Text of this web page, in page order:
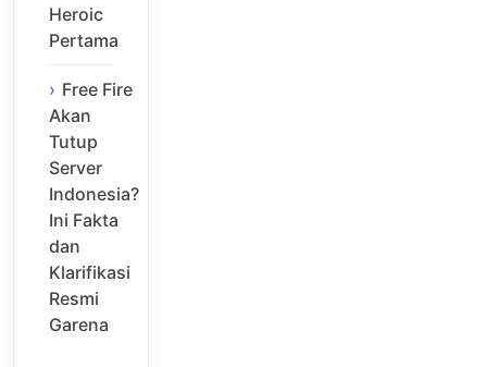
Heroic
Pertama
Free Fire
Akan
Tutup
Server
Indonesia?
Ini Fakta
dan
Klarifikasi
Resmi
Garena